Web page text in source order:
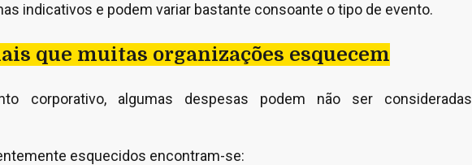
indicativos e podem variar bastante consoante o tipo de evento.
que muitas organizações esquecem
corporativo, algumas despesas podem não ser consideradas
esquecidos encontram-se: